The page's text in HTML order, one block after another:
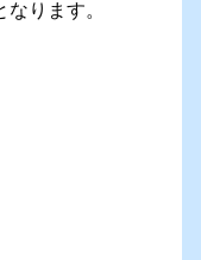
ります。